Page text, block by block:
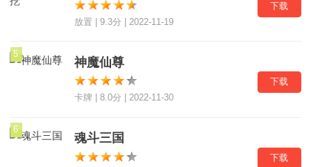
放置 | 9.3分 | 2022-11-19
下载
5
神魔仙尊
卡牌 | 8.0分 | 2022-11-30
下载
6
魂斗三国
下载